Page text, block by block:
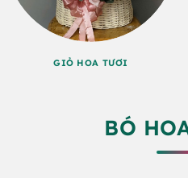
GIỎ HOA TƯƠI
BÓ